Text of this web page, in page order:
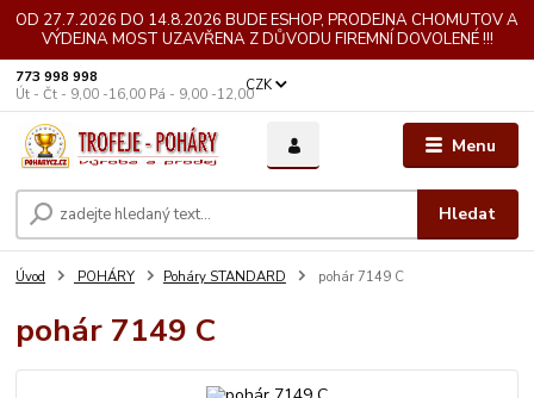
OD 27.7.2026 DO 14.8.2026 BUDE ESHOP, PRODEJNA CHOMUTOV A
VÝDEJNA MOST UZAVŘENA Z DŮVODU FIREMNÍ DOVOLENÉ !!!
Menu
CZK
Hledat
773 998 998
Út - Čt - 9,00 -16,00 Pá - 9,00 -12,00
Úvod POHÁRY Poháry STANDARD pohár 7149 C
pohár 7149 C